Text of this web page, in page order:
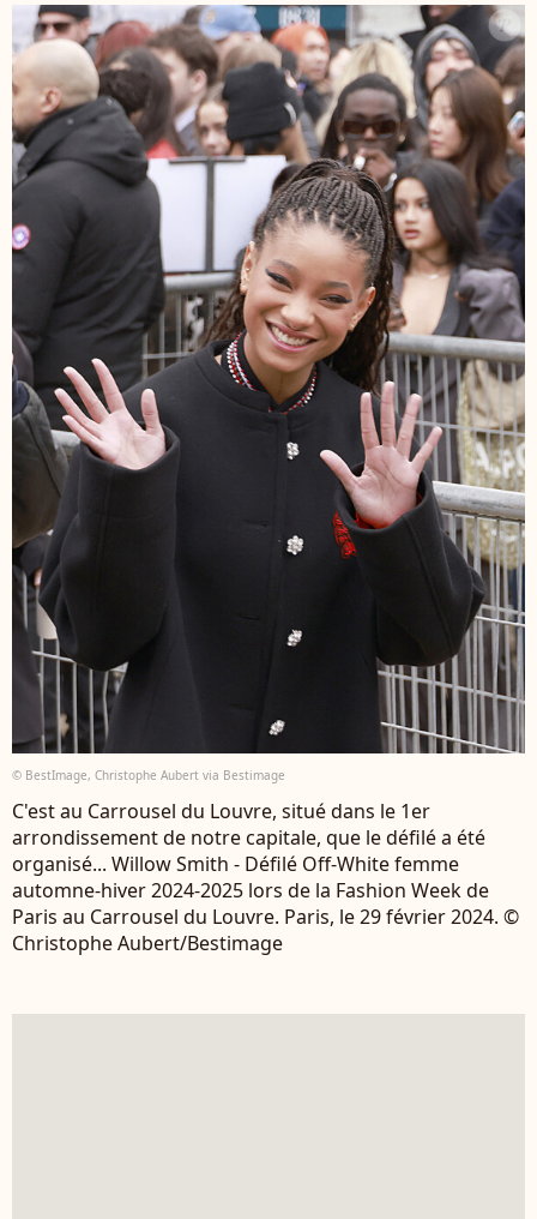
© BestImage, Christophe Aubert via Bestimage
C'est au Carrousel du Louvre, situé dans le 1er
arrondissement de notre capitale, que le défilé a été
organisé... Willow Smith - Défilé Off-White femme
automne-hiver 2024-2025 lors de la Fashion Week de
Paris au Carrousel du Louvre. Paris, le 29 février 2024. ©
Christophe Aubert/Bestimage